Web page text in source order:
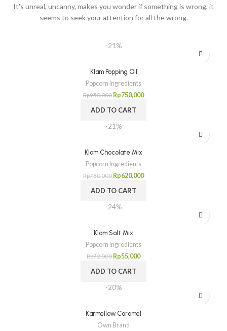
It's unreal, uncanny, makes you wonder if something is wrong, it
seems to seek your attention for all the wrong.
-21%
Klam Popping Oil
Popcorn Ingredients
Rp950,000 Rp750,000
ADD TO CART
-21%
Klam Chocolate Mix
Popcorn Ingredients
Rp780,000 Rp620,000
ADD TO CART
-24%
Klam Salt Mix
Popcorn Ingredients
Rp72,000 Rp55,000
ADD TO CART
-20%
Karmellow Caramel
Own Brand